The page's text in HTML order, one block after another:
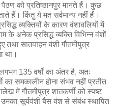
पैठण को प्रतिष्ठानपुर मानते हैं। कुछ
हैं। किंतु ये मत सर्वमान्य नहीं हैं।
व्यक्तियों के कारण वंशावलियों में
के अनेक प्रसिद्ध व्यक्ति विभिन्न वंशों
तथा सातवाहन वंशी गौतमीपुत्र
था।
135 वर्षों का अंतर है, अतः
का समकालीन होना संभव नहीं प्रतीत
में गौतमीपुत्र शातकर्णी को स्पष्ट
सूर्यवंशी बैस वंश से संबंध स्थापित